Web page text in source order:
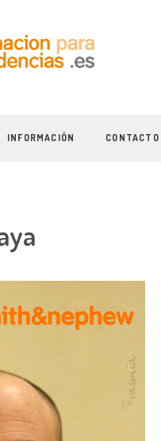
INFORMACIÓN CONTACTO